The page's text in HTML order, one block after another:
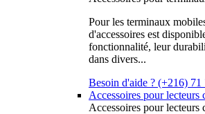
Pour les terminaux
d'accessoires est
fonctionnalité, leur
dans divers...
Besoin d'aide ? (+216) 71
Accessoires pour lecteurs
Accessoires pour lecteurs